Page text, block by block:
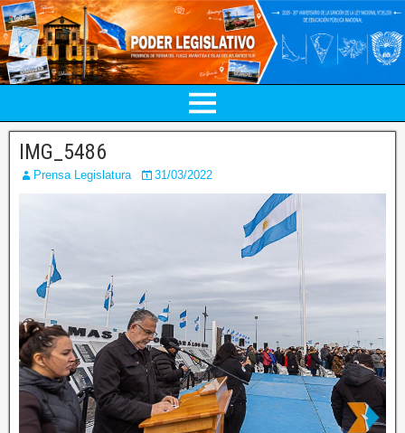
IMG_5486
Prensa Legislatura 31/03/2022